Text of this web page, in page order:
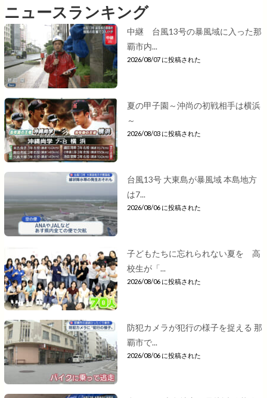
ニュースランキング
中継 台風13号の暴風域に入った那
覇市内...
2026/08/07 に投稿された
夏の甲子園～沖尚の初戦相手は横浜
～
2026/08/03 に投稿された
台風13号 大東島が暴風域 本島地方
は7...
2026/08/06 に投稿された
子どもたちに忘れられない夏を 高
校生が「...
2026/08/06 に投稿された
防犯カメラが犯行の様子を捉える 那
覇市で...
2026/08/06 に投稿された